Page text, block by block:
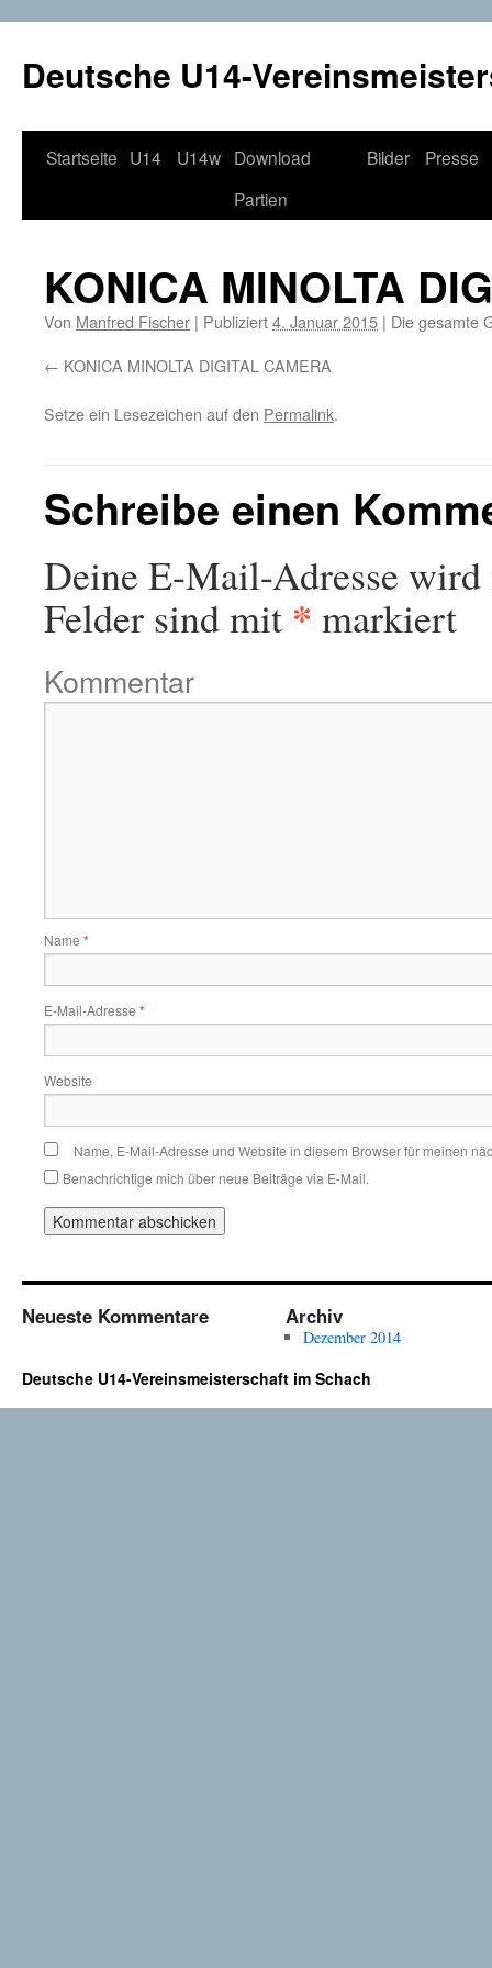
Deutsche U14-
Zum
Startseite U14 U14w Download
Partien
Bilder Presse
KONICA MINOLTA
Von Manfred Fischer | Publiziert4. Januar 2015 | Die gesamte
KONICA MINOLTA DIGITAL CAMERA
Setze ein Lesezeichen auf den Permalink.
Schreibe einen
Deine E-Mail-Adresse
Felder sind mit * markiert
Kommentar
Name *
E-Mail-Adresse *
Website
Name, E-Mail-Adresse und Website in diesem Browser für meinen
Benachrichtige mich über neue Beiträge via E-Mail.
Neueste Kommentare Archiv
Dezember 2014
Deutsche U14-Vereinsmeisterschaft im Schach